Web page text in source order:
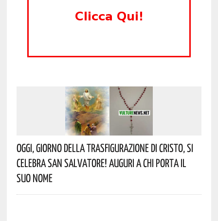
Oggi, Giorno Della Trasfigurazione Di Cristo, Si
Celebra San Salvatore! Auguri A Chi Porta Il
Suo Nome